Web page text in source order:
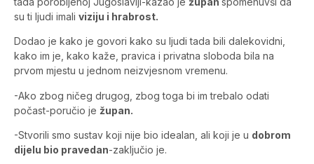
su ti ljudi imali viziju i hrabrost.
Dodao je kako je govori kako su ljudi tada bili dalekovidni,
kako im je, kako kaže, pravica i privatna sloboda bila na
prvom mjestu u jednom neizvjesnom vremenu.
-Ako zbog ničeg drugog, zbog toga bi im trebalo odati
počast-poručio je župan.
-Stvorili smo sustav koji nije bio idealan, ali koji je u dobrom
dijelu bio pravedan-zaključio je.